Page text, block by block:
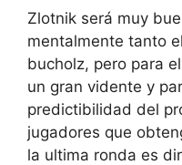
Zlotnik será muy
mentalmente tanto
bucholz, pero para
un gran vidente y
predictibilidad del
jugadores que
la ultima ronda es